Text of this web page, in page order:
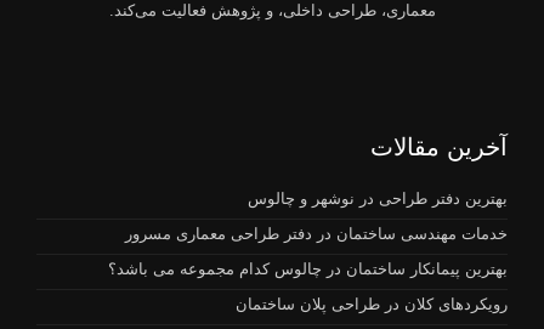
معماری، طراحی داخلی، و پژوهش فعالیت می‌کند.
آخرین مقالات
بهترین دفتر طراحی در نوشهر و چالوس
خدمات مهندسی ساختمان در دفتر طراحی معماری مسرور
بهترین پیمانکار ساختمان در چالوس کدام مجموعه می باشد؟
رویکردهای کلان در طراحی پلان ساختمان